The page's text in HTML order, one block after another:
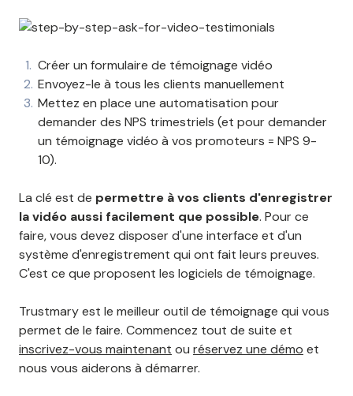
Créer un formulaire de témoignage vidéo
Envoyez-le à tous les clients manuellement
Mettez en place une automatisation pour
demander des NPS trimestriels (et pour demander
un témoignage vidéo à vos promoteurs = NPS 9-
10).
La clé est de permettre à vos clients d'enregistrer
la vidéo aussi facilement que possible. Pour ce
faire, vous devez disposer d'une interface et d'un
système d'enregistrement qui ont fait leurs preuves.
C'est ce que proposent les logiciels de témoignage.
Trustmary est le meilleur outil de témoignage qui vous
permet de le faire. Commencez tout de suite et
inscrivez-vous maintenant ou réservez une démo et
nous vous aiderons à démarrer.